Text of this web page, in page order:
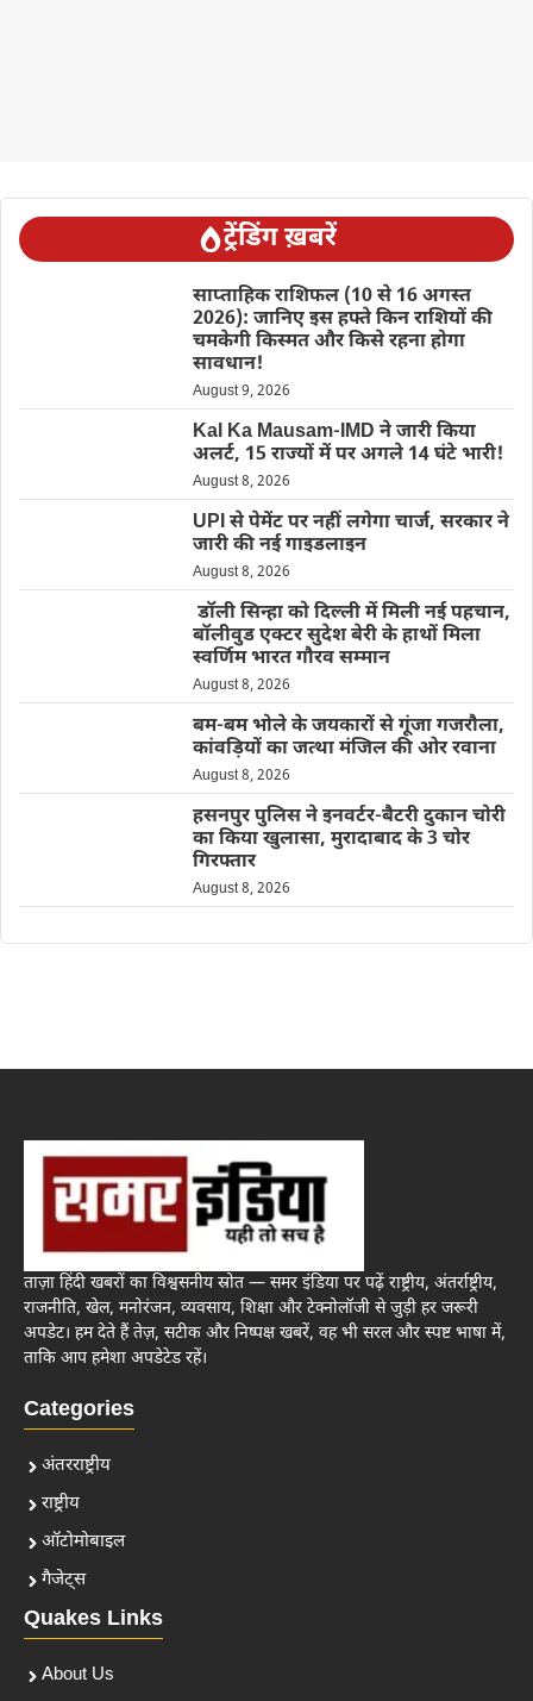
ट्रेंडिंग ख़बरें
साप्ताहिक राशिफल (10 से 16 अगस्त
2026): जानिए इस हफ्ते किन राशियों की
चमकेगी किस्मत और किसे रहना होगा
सावधान!
August 9, 2026
Kal Ka Mausam-IMD ने जारी किया
अलर्ट, 15 राज्यों में पर अगले 14 घंटे भारी!
August 8, 2026
UPI से पेमेंट पर नहीं लगेगा चार्ज, सरकार ने
जारी की नई गाइडलाइन
August 8, 2026
डॉली सिन्हा को दिल्ली में मिली नई पहचान,
बॉलीवुड एक्टर सुदेश बेरी के हाथों मिला
स्वर्णिम भारत गौरव सम्मान
August 8, 2026
बम-बम भोले के जयकारों से गूंजा गजरौला,
कांवड़ियों का जत्था मंजिल की ओर रवाना
August 8, 2026
हसनपुर पुलिस ने इनवर्टर-बैटरी दुकान चोरी
का किया खुलासा, मुरादाबाद के 3 चोर
गिरफ्तार
August 8, 2026
ताज़ा हिंदी खबरों का विश्वसनीय स्रोत — समर इंडिया पर पढ़ें राष्ट्रीय, अंतर्राष्ट्रीय,
राजनीति, खेल, मनोरंजन, व्यवसाय, शिक्षा और टेक्नोलॉजी से जुड़ी हर जरूरी
अपडेट। हम देते हैं तेज़, सटीक और निष्पक्ष खबरें, वह भी सरल और स्पष्ट भाषा में,
ताकि आप हमेशा अपडेटेड रहें।
Categories
अंतरराष्ट्रीय
राष्ट्रीय
ऑटोमोबाइल
गैजेट्स
Quakes Links
About Us